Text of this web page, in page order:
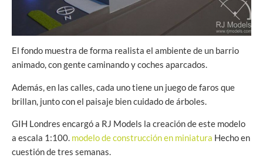
El fondo muestra de forma realista el ambiente de un barrio
animado, con gente caminando y coches aparcados.
Además, en las calles, cada uno tiene un juego de faros que
brillan, junto con el paisaje bien cuidado de árboles.
GIH Londres encargó a RJ Models la creación de este modelo
a escala 1:100. modelo de construcción en miniatura Hecho en
cuestión de tres semanas.